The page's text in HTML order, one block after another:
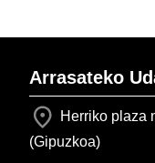
Arrasateko
Herriko plaza
(Gipuzkoa)